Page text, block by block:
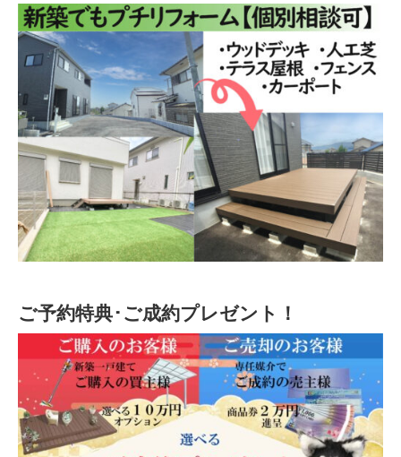
ご予約特典･ご成約プレゼント！